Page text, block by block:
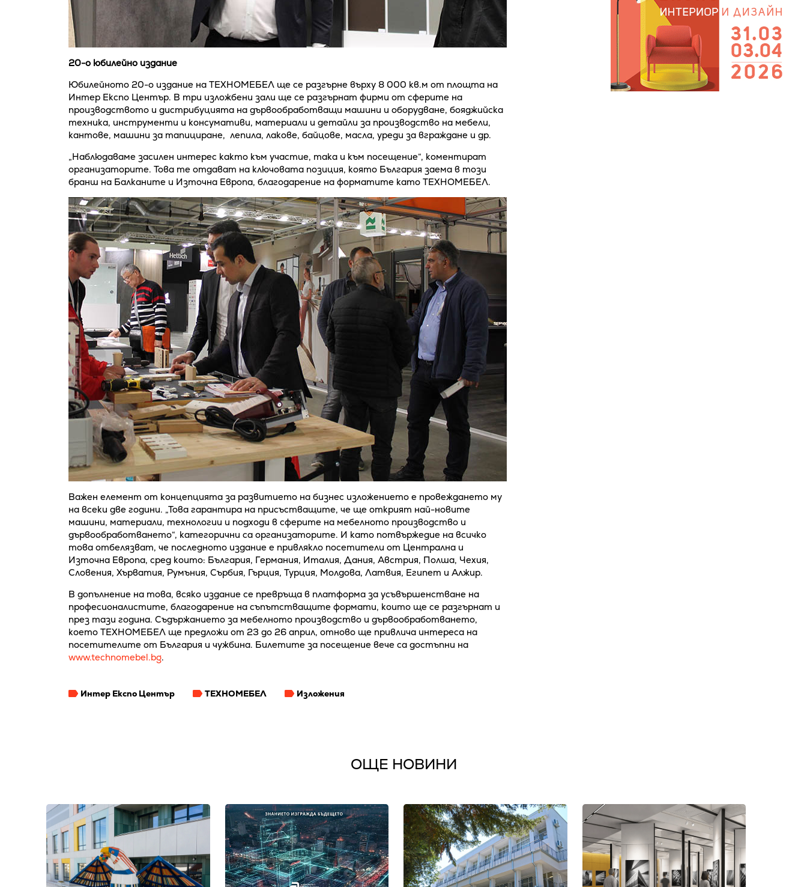
20-о юбилейно издание
Юбилейното 20-о издание на ТЕХНОМЕБЕЛ ще се разгърне върху 8 000 кв.м от площта на
Интер Експо Център. В три изложбени зали ще се разгърнат фирми от сферите на
производството и дистрибуцията на дървообработващи машини и оборудване, бояджийска
техника, инструменти и консумативи, материали и детайли за производство на мебели,
кантове, машини за тапициране, лепила, лакове, байцове, масла, уреди за вграждане и др.
„Наблюдаваме засилен интерес както към участие, така и към посещение“, коментират
организаторите. Това те отдават на ключовата позиция, която България заема в този
бранш на Балканите и Източна Европа, благодарение на форматите като ТЕХНОМЕБЕЛ.
Важен елемент от концепцията за развитието на бизнес изложението е провеждането му
на всеки две години. „Това гарантира на присъстващите, че ще открият най-новите
машини, материали, технологии и подходи в сферите на мебелното производство и
дървообработването“, категорични са организаторите. И като потвържедие на всичко
това отбелязват, че последното издание е привлякло посетители от Централна и
Източна Европа, сред които: България, Германия, Италия, Дания, Австрия, Полша, Чехия,
Словения, Хърватия, Румъния, Сърбия, Гърция, Турция, Молдова, Латвия, Египет и Алжир.
В допълнение на това, всяко издание се превръща в платформа за усъвършенстване на
професионалистите, благодарение на съпътстващите формати, които ще се разгърнат и
през тази година. Съдържанието за мебелното производство и дървообработването,
което ТЕХНОМЕБЕЛ ще предложи от 23 до 26 април, отново ще привлича интереса на
посетителите от България и чужбина. Билетите за посещение вече са достъпни на
www.technomebel.bg.
Интер Експо Център ТЕХНОМЕБЕЛ Изложения
ОЩЕ НОВИНИ